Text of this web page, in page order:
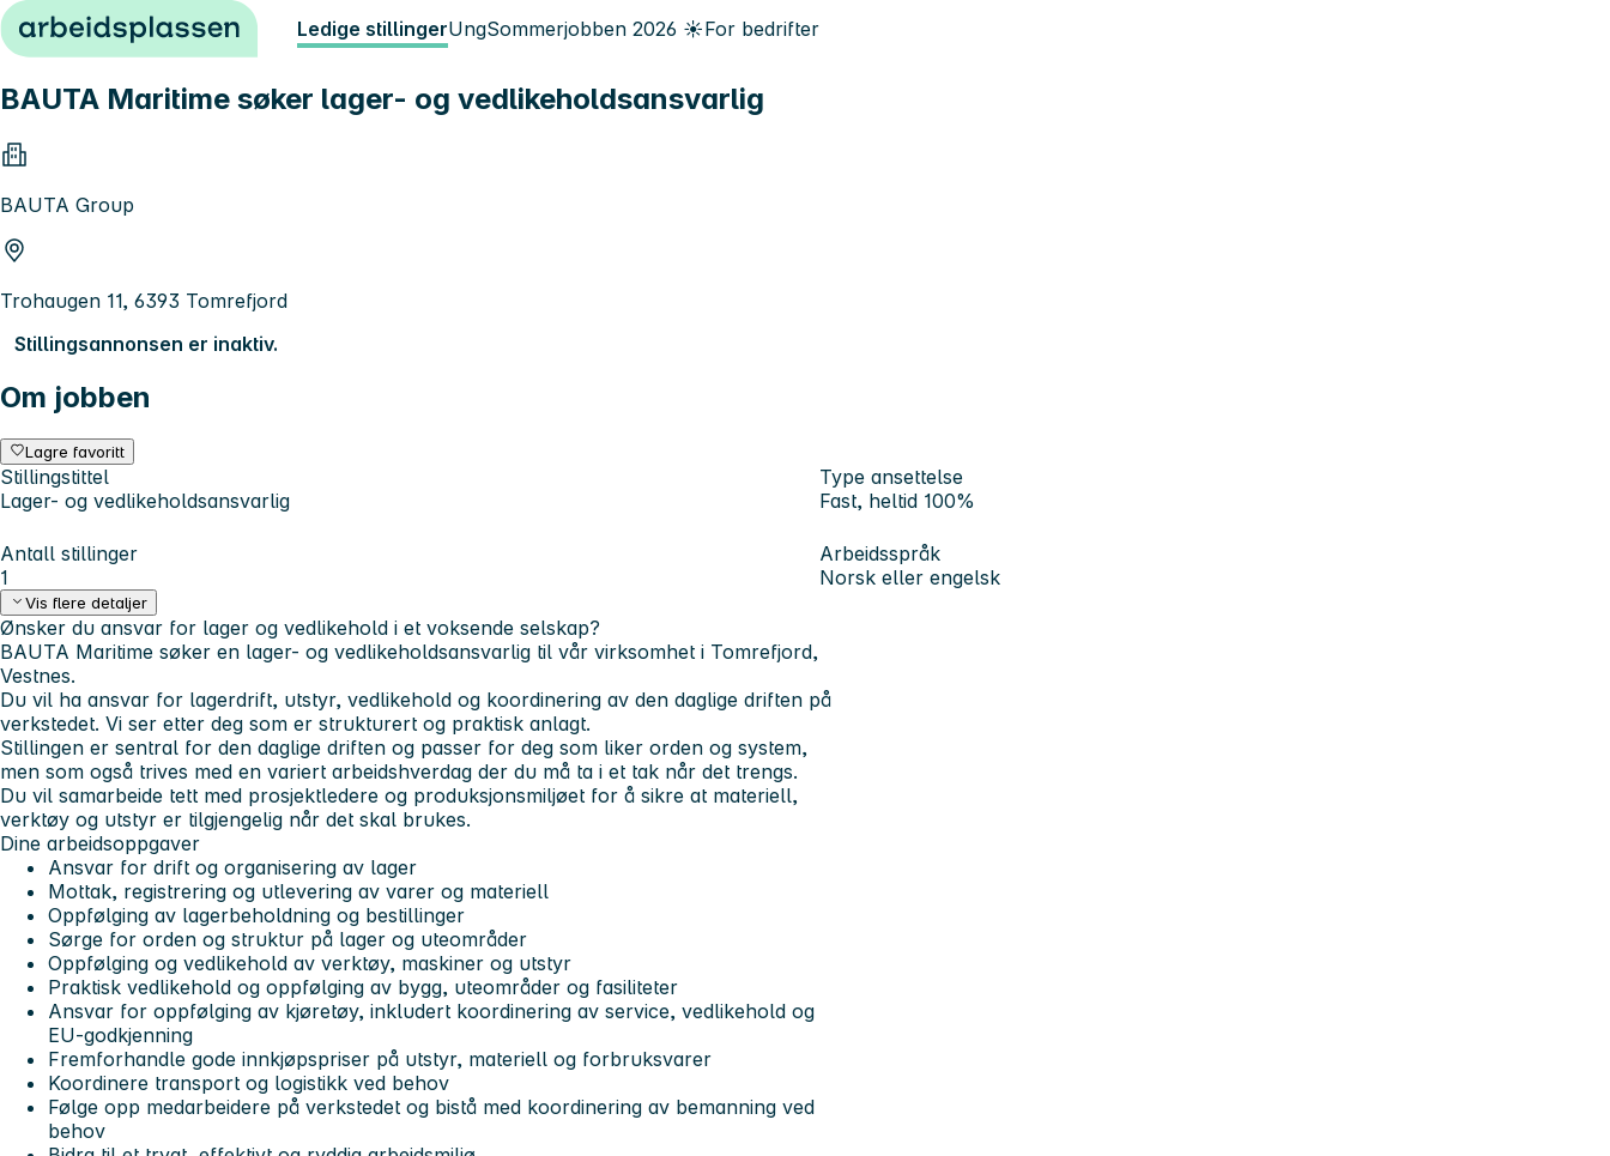
Hopp til innhold Ledige stillingerUngSommerjobben 2026 ☀️For bedrifter
BAUTA Maritime søker lager- og vedlikeholdsansvarlig
BAUTA Group
Trohaugen 11, 6393 Tomrefjord
Stillingsannonsen er inaktiv.
Om jobben
Lagre favoritt
Stillingstittel
Lager- og vedlikeholdsansvarlig
Type ansettelse
Fast, heltid 100%
Antall stillinger
1
Arbeidsspråk
Norsk eller engelsk
Vis flere detaljer
Ønsker du ansvar for lager og vedlikehold i et voksende selskap?
BAUTA Maritime søker en lager- og vedlikeholdsansvarlig til vår virksomhet i Tomrefjord,
Vestnes.
Du vil ha ansvar for lagerdrift, utstyr, vedlikehold og koordinering av den daglige driften på
verkstedet. Vi ser etter deg som er strukturert og praktisk anlagt.
Stillingen er sentral for den daglige driften og passer for deg som liker orden og system,
men som også trives med en variert arbeidshverdag der du må ta i et tak når det trengs.
Du vil samarbeide tett med prosjektledere og produksjonsmiljøet for å sikre at materiell,
verktøy og utstyr er tilgjengelig når det skal brukes.
Dine arbeidsoppgaver
Ansvar for drift og organisering av lager
Mottak, registrering og utlevering av varer og materiell
Oppfølging av lagerbeholdning og bestillinger
Sørge for orden og struktur på lager og uteområder
Oppfølging og vedlikehold av verktøy, maskiner og utstyr
Praktisk vedlikehold og oppfølging av bygg, uteområder og fasiliteter
Ansvar for oppfølging av kjøretøy, inkludert koordinering av service, vedlikehold og
EU-godkjenning
Fremforhandle gode innkjøpspriser på utstyr, materiell og forbruksvarer
Koordinere transport og logistikk ved behov
Følge opp medarbeidere på verkstedet og bistå med koordinering av bemanning ved
behov